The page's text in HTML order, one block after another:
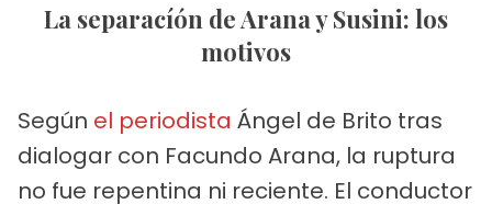
La separacíón de Arana y Susini: los
motivos
Según el periodista Ángel de Brito tras
dialogar con Facundo Arana, la ruptura
no fue repentina ni reciente. El conductor